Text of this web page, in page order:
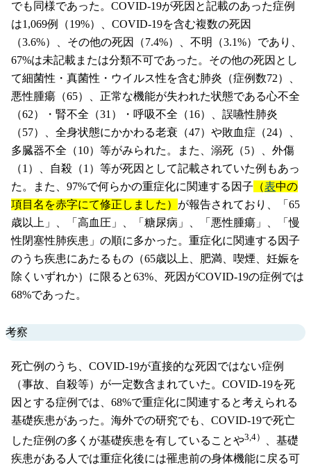
でも同様であった。COVID-19が死因と記載のあった症例
は1,069例（19%）、COVID-19を含む複数の死因
（3.6%）、その他の死因（7.4%）、不明（3.1%）であり、
67%は未記載または分類不可であった。その他の死因とし
て細菌性・真菌性・ウイルス性を含む肺炎（症例数72）、
悪性腫瘍（65）、正常な機能が失われた状態である心不全
（62）・腎不全（31）・呼吸不全（16）、誤嚥性肺炎
（57）、全身状態にかかわる老衰（47）や敗血症（24）、
多臓器不全（10）等がみられた。また、溺死（5）、外傷
（1）、自殺（1）等が死因として記載されていた例もあっ
た。また、97%で何らかの重症化に関連する因子 （表中の
項目名を赤字にて修正しました） が報告されており、「65
歳以上」、「高血圧」、「糖尿病」、「悪性腫瘍」、「慢
性閉塞性肺疾患」の順に多かった。重症化に関連する因子
のうち疾患にあたるもの（65歳以上、肥満、喫煙、妊娠を
除くいずれか）に限ると63%、死因がCOVID-19の症例では
68%であった。
考察
死亡例のうち、COVID-19が直接的な死因ではない症例
（事故、自殺等）が一定数含まれていた。COVID-19を死
因とする症例では、68%で重症化に関連すると考えられる
基礎疾患があった。海外での研究でも、COVID-19で死亡
した症例の多くが基礎疾患を有していることや3,4）
、基礎
疾患がある人では重症化後には罹患前の身体機能に戻る可